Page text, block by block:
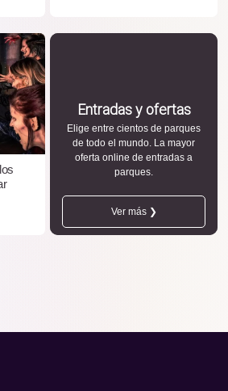
Entradas y ofertas
Elige entre cientos de parques
de todo el mundo. La mayor
oferta online de entradas a
parques.
Ver más ❯